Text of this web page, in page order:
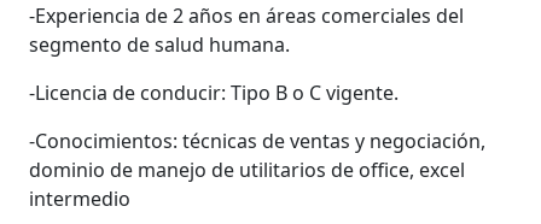
-Experiencia de 2 años en áreas comerciales del
segmento de salud humana.
-Licencia de conducir: Tipo B o C vigente.
-Conocimientos: técnicas de ventas y negociación,
dominio de manejo de utilitarios de office, excel
intermedio